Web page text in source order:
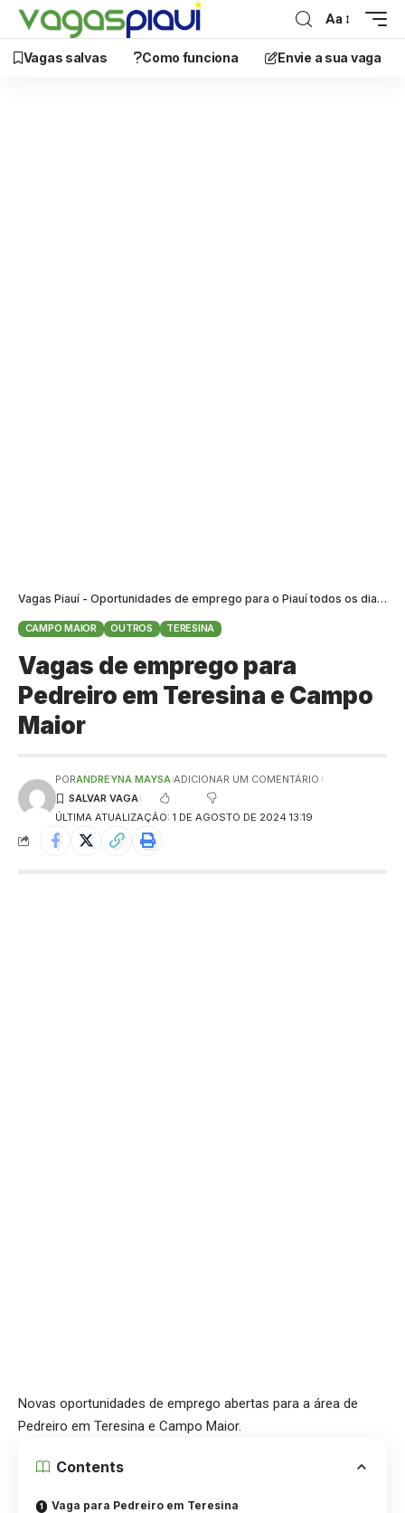
Aa
Vagas salvas Como funciona Envie a sua vaga
Vagas Piauí - Oportunidades de emprego para o Piauí todos os dias>
CAMPO MAIOR OUTROS TERESINA
Vagas de emprego para
Pedreiro em Teresina e Campo
Maior
ÚLTIMA ATUALIZAÇÃO: 1 DE AGOSTO DE 2024 13:19
PORANDREYNA MAYSA ADICIONAR UM COMENTÁRIO
Novas oportunidades de emprego abertas para a área de
Pedreiro em Teresina e Campo Maior.
Contents
Vaga para Pedreiro em Teresina